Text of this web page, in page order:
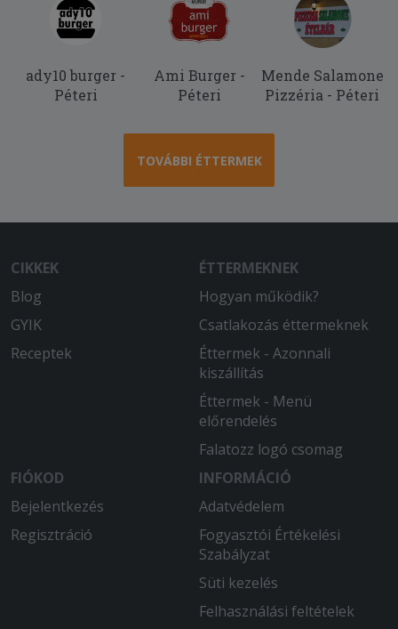
ady10 burger -
Péteri
Ami Burger -
Péteri
Mende Salamone
Pizzéria - Péteri
TOVÁBBI ÉTTERMEK
CIKKEK
Blog
GYIK
Receptek
ÉTTERMEKNEK
Hogyan működik?
Csatlakozás éttermeknek
Éttermek - Azonnali
kiszállítás
Éttermek - Menü
előrendelés
Falatozz logó csomag
FIÓKOD
Bejelentkezés
Regisztráció
INFORMÁCIÓ
Adatvédelem
Fogyasztói Értékelési
Szabályzat
Süti kezelés
Felhasználási feltételek